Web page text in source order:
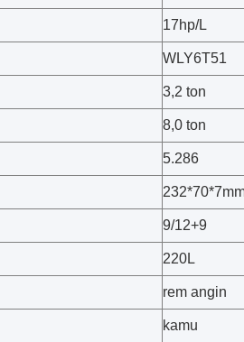
17hp/L
WLY6T51
3,2 ton
8,0 ton
5.286
9/12+9
220L
rem angin
kamu